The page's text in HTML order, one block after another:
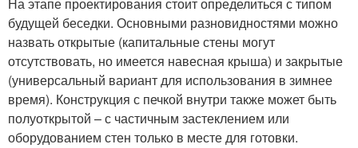
На этапе проектирования стоит определиться с типом
будущей беседки. Основными разновидностями можно
назвать открытые (капитальные стены могут
отсутствовать, но имеется навесная крыша) и закрытые
(универсальный вариант для использования в зимнее
время). Конструкция с печкой внутри также может быть
полуоткрытой – с частичным застеклением или
оборудованием стен только в месте для готовки.